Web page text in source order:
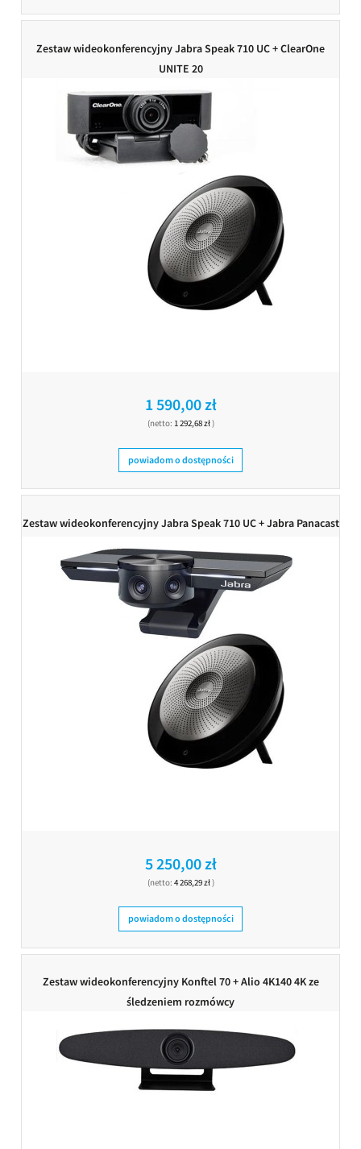
Zestaw wideokonferencyjny Jabra Speak 710 UC + ClearOne
UNITE 20
1 590,00 zł
(netto: 1 292,68 zł)
powiadom o dostępności
Zestaw wideokonferencyjny Jabra Speak 710 UC + Jabra Panacast
5 250,00 zł
(netto: 4 268,29 zł)
powiadom o dostępności
Zestaw wideokonferencyjny Konftel 70 + Alio 4K140 4K ze
śledzeniem rozmówcy